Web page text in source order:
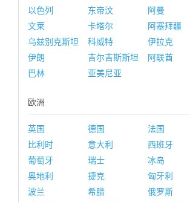
以色列
东帝汶
阿曼
文莱
卡塔尔
阿塞拜疆
乌兹别克斯坦
科威特
伊拉克
伊朗
吉尔吉斯斯坦
阿联酋
巴林
亚美尼亚
欧洲
英国 德国
法国
比利时
意大利
西班牙
葡萄牙
瑞士
冰岛
奥地利
捷克
匈牙利
波兰
希腊
俄罗斯